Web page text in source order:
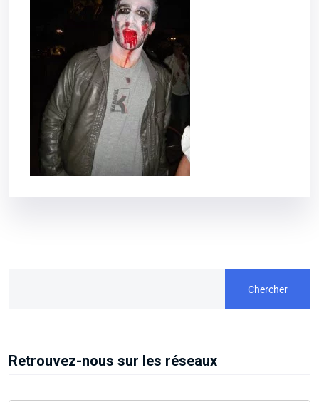
Chercher
Retrouvez-nous sur les réseaux